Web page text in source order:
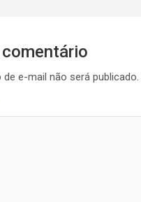
de e-mail não será publicado.